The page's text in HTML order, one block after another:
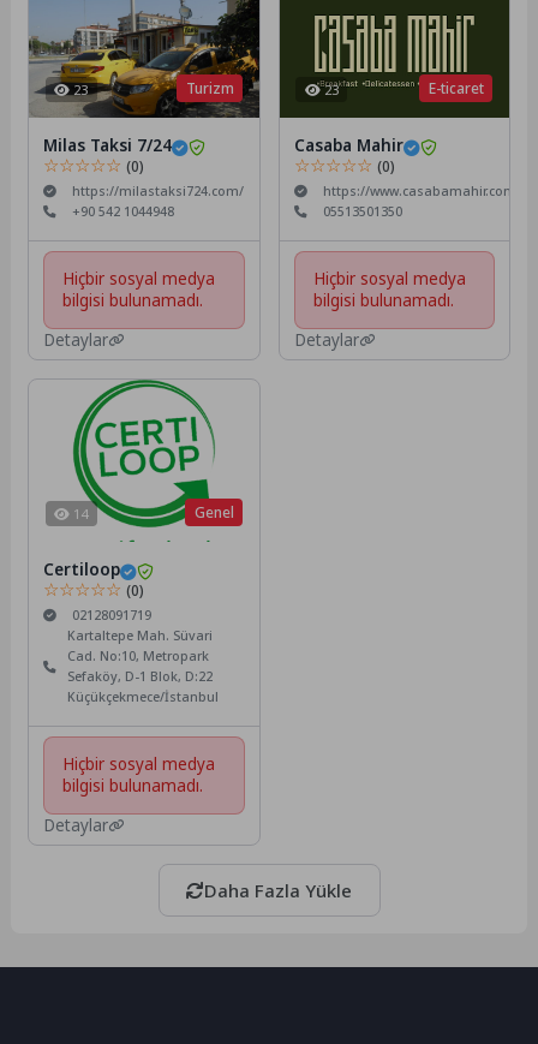
Turizm
23
Milas Taksi 7/24
☆☆☆☆☆(0)
https://milastaksi724.com/
+90 542 1044948
Hiçbir sosyal medya
bilgisi bulunamadı.
Detaylar
E-ticaret
23
Casaba Mahir
☆☆☆☆☆ (0)
https://www.casabamahir.com/
05513501350
Hiçbir sosyal medya
bilgisi bulunamadı.
Detaylar
Genel
14
Certiloop
☆☆☆☆☆(0)
02128091719
Kartaltepe Mah. Süvari
Cad. No:10, Metropark
Sefaköy, D-1 Blok, D:22
Küçükçekmece/İstanbul
Hiçbir sosyal medya
bilgisi bulunamadı.
Detaylar
Daha Fazla Yükle